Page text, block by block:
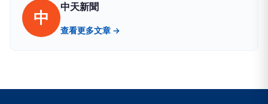
中
中天新聞
查看更多文章 →